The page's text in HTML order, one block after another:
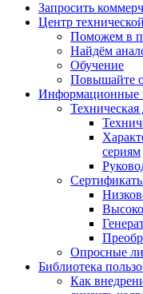
Запросить
Центр
Поможем в
Найдём
Обучение
Повышайте
Информационные
сериям
Опросные
Библиотека
Как